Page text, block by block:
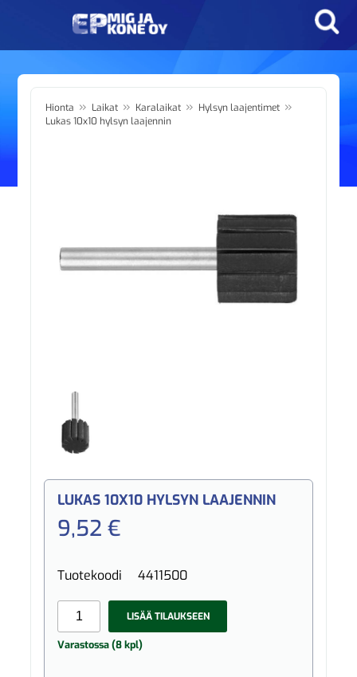
Hionta » Laikat » Karalaikat » Hylsyn laajentimet »
Lukas 10x10 hylsyn laajennin
LUKAS 10X10 HYLSYN LAAJENNIN
9,52 €
Tuotekoodi 4411500
LISÄÄ TILAUKSEEN
Varastossa (8 kpl)